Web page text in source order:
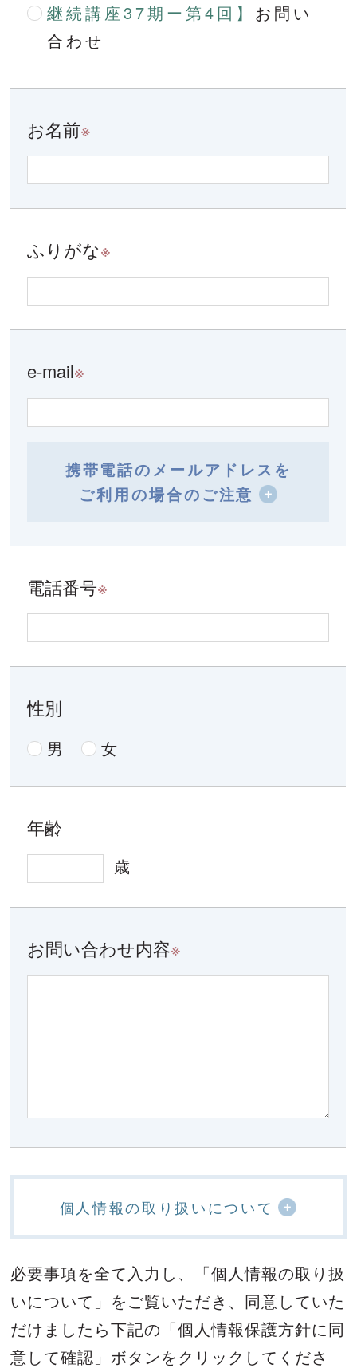
継続講座37期ー第4回】 お問い
合わせ
お名前※
ふりがな※
e-mail※
携帯電話のメールアドレスを
ご利用の場合のご注意
電話番号※
性別
男 女
年齢
歳
お問い合わせ内容※
個人情報の取り扱いについて
必要事項を全て入力し、「個人情報の取り扱
いについて」をご覧いただき、 同意していた
だけましたら下記の「個人情報保護方針に同
意して確認」ボタンをクリックしてくださ